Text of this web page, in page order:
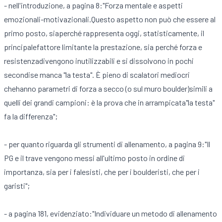
- nell'introduzione, a pagina 8:"Forza mentale e aspetti
emozionali-motivazionali.Questo aspetto non può che essere al
primo posto, siaperché rappresenta oggi, statisticamente, il
principalefattore limitante la prestazione, sia perché forza e
resistenzadivengono inutilizzabili e si dissolvono in pochi
secondise manca "la testa". È pieno di scalatori mediocri
chehanno parametri di forza a secco (o sul muro boulder)simili a
quelli dei grandi campioni: è la prova che in arrampicata"la testa"
fa la differenza";
- per quanto riguarda gli strumenti di allenamento, a pagina 9:"Il
PG e il trave vengono messi all'ultimo posto in ordine di
importanza, sia per i falesisti, che per i boulderisti, che per i
garisti";
- a pagina 181, evidenziato:"Individuare un metodo di allenamento